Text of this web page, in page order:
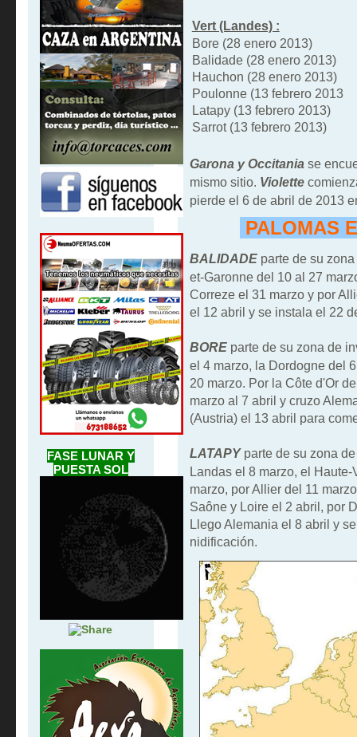
FASE LUNAR Y
PUESTA SOL
Vert (Landes) :
Bore (28 enero 2013)
Balidade (28 enero 2013)
Hauchon (28 enero 2013)
Poulonne (13 febrero 2013
Latapy (13 febrero 2013)
Sarrot (13 febrero 2013)
Garona y Occitaniase
mismo sitio. Violette
pierde el 6 de abril de 2013
PALOMAS
BALIDADEparte de su zona
et-Garonne del 10 al 27
Correze el 31 marzo y por
el 12 abril y se instala el 22
BOREparte de su zona de
el 4 marzo, la Dordogne del
20 marzo. Por la Côte d'Or
marzo al 7 abril y cruzo
(Austria) el 13 abril para
LATAPYparte de su zona
Landas el 8 marzo, el
marzo, por Allier del 11
Saône y Loire el 2 abril, por
Llego Alemania el 8 abril y
nidificación.